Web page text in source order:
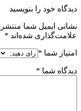
دیدگاه خود را بنویسید
نشانی ایمیل شما
علامت‌گذاری شده‌اند *
امتیاز شما *
دیدگاه شما *